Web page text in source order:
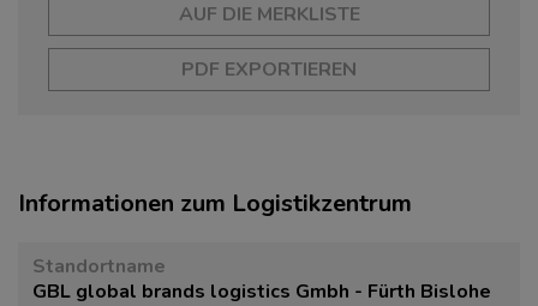
AUF DIE MERKLISTE
PDF EXPORTIEREN
Informationen zum Logistikzentrum
Standortname
GBL global brands logistics Gmbh - Fürth Bislohe